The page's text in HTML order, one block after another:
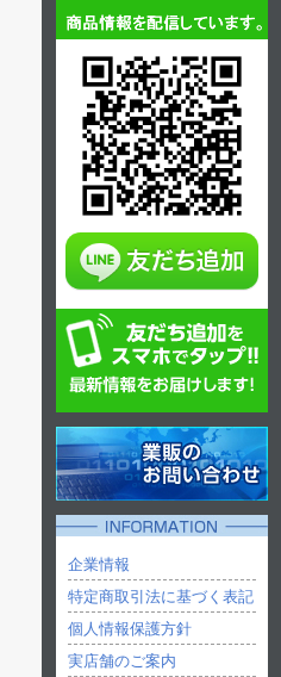
企業情報
特定商取引法に基づく表記
個人情報保護方針
実店舗のご案内